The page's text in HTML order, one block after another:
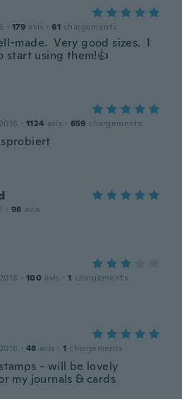
· 179 avis · 61 chargements
made. Very good sizes. I
start using them!👍
· 1124 avis · 659 chargements
· 98 avis
· 100 avis · 1 chargements
· 48 avis · 1 chargements
- will be lovely
my journals & cards